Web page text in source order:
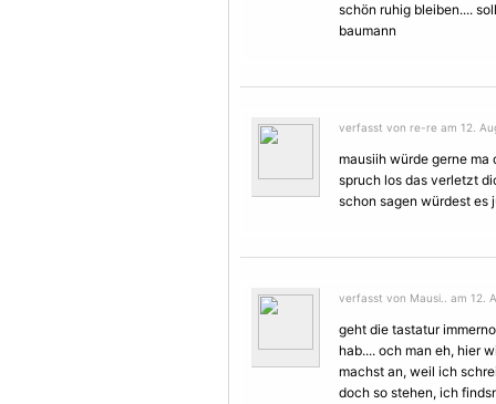
schön ruhig bleiben....
baumann
verfasst von re-re am 12.
mausiih würde gerne
spruch los das verletzt
schon sagen würdest es
verfasst von Mausi.. am 12.
geht die tastatur
hab.... och man eh, hier
machst an, weil ich
doch so stehen, ich